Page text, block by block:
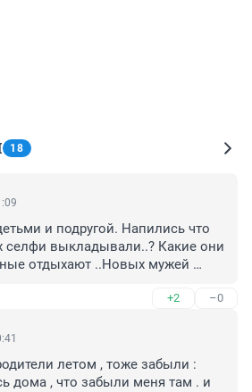
18
и подругой. Напились что
селфи выкладывали..? Какие они
отдыхают ..Новых мужей
+2 –0
летом , тоже забыли :
дома , что забыли меня там . и